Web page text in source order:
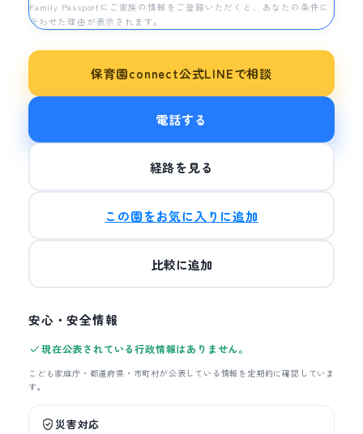
Family Passportにご家族の情報をご登録いただくと、あなたの条件に
合わせた理由が表示されます。
保育園connect公式LINEで相談
電話する
経路を見る
この園をお気に入りに追加
比較に追加
安心・安全情報
現在公表されている行政情報はありません。
こども家庭庁・都道府県・市町村が公表している情報を定期的に確認していま
す。
災害対応